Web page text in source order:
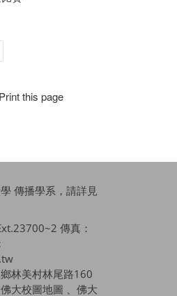
Print this page
傳播學系，請詳見
傳真：
林美村林尾路160
佛大校圖地圖 、佛大